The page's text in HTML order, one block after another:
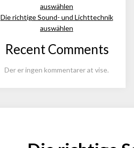
auswählen
Die richtige Sound- und Lichttechnik
auswählen
Recent Comments
Der er ingen kommentarer at vise.